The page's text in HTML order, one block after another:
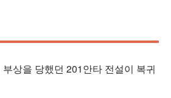
상을 당했던 201안타 전설이 복귀